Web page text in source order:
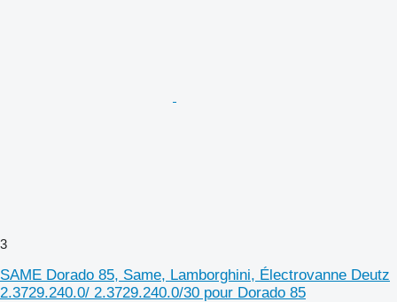
3
SAME Dorado 85, Same, Lamborghini, Électrovanne Deutz
2.3729.240.0/ 2.3729.240.0/30 pour Dorado 85